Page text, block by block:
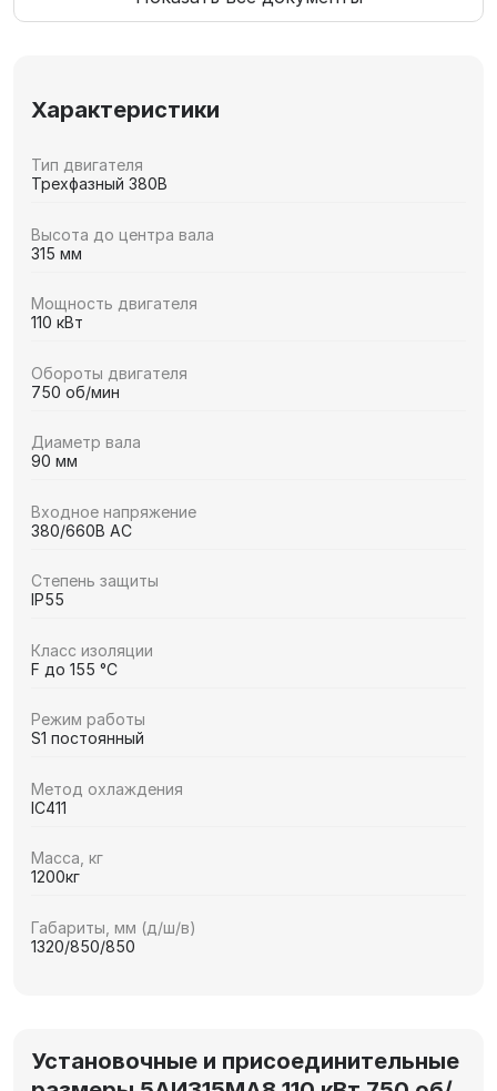
Характеристики
Тип двигателя
Трехфазный 380В
Высота до центра вала
315 мм
Мощность двигателя
110 кВт
Обороты двигателя
750 об/мин
Диаметр вала
90 мм
Входное напряжение
380/660В AC
Степень защиты
IP55
Класс изоляции
F до 155 °C
Режим работы
S1 постоянный
Метод охлаждения
IC411
Масса, кг
1200кг
Габариты, мм (д/ш/в)
1320/850/850
Установочные и присоединительные